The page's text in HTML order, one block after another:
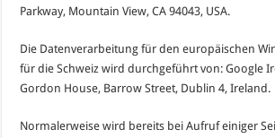
Parkway, Mountain View, CA 94043, USA.
Die Datenverarbeitung für den europäischen
für die Schweiz wird durchgeführt von: Google
Gordon House, Barrow Street, Dublin 4, Ireland.
Normalerweise wird bereits bei Aufruf einiger